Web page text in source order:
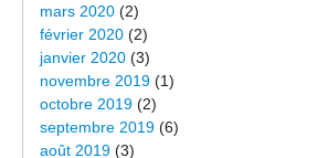
mars 2020 (2)
février 2020 (2)
janvier 2020 (3)
novembre 2019 (1)
octobre 2019 (2)
septembre 2019 (6)
août 2019 (3)